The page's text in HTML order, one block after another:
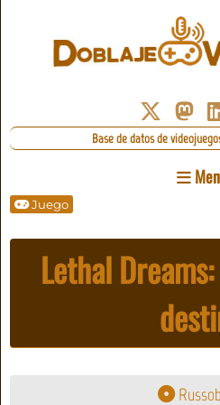
Base de datos de
Juego
Lethal